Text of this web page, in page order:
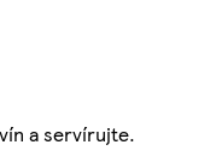
a servírujte.